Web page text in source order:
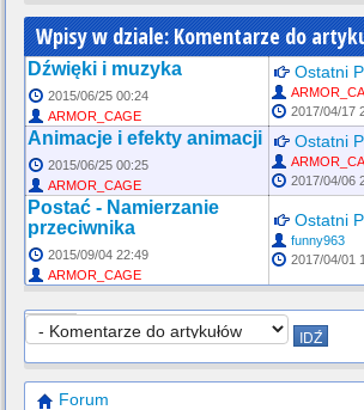
Wpisy w dziale: Komentarze do
Dźwięki i muzyka
2015/06/25 00:24
ARMOR_CAGE
Ostatni
2017/04/17
Animacje i efekty animacji
2015/06/25 00:25
ARMOR_CAGE
Ostatni
2017/04/06
Postać - Namierzanie
przeciwnika
2015/09/04 22:49
ARMOR_CAGE
Ostatni
funny963
2017/04/01
Forum